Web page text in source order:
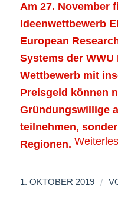
Am 27. November
Ideenwettbewerb
European
Systems der
Wettbewerb mit
Preisgeld können
Gründungswillige
teilnehmen,
Regionen.
1. OKTOBER 2019 /